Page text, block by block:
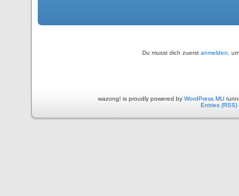
Du musst dich zuerst anmelden ,
wazong! is proudly powered by WordPress MU
Entries (RSS)